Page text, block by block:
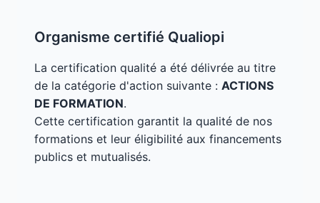
Organisme certifié Qualiopi
La certification qualité a été délivrée au titre
de la catégorie d'action suivante : ACTIONS
DE FORMATION.
Cette certification garantit la qualité de nos
formations et leur éligibilité aux financements
publics et mutualisés.